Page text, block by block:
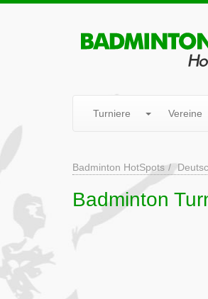
Turniere Vereine
Badminton HotSpots
Badminton